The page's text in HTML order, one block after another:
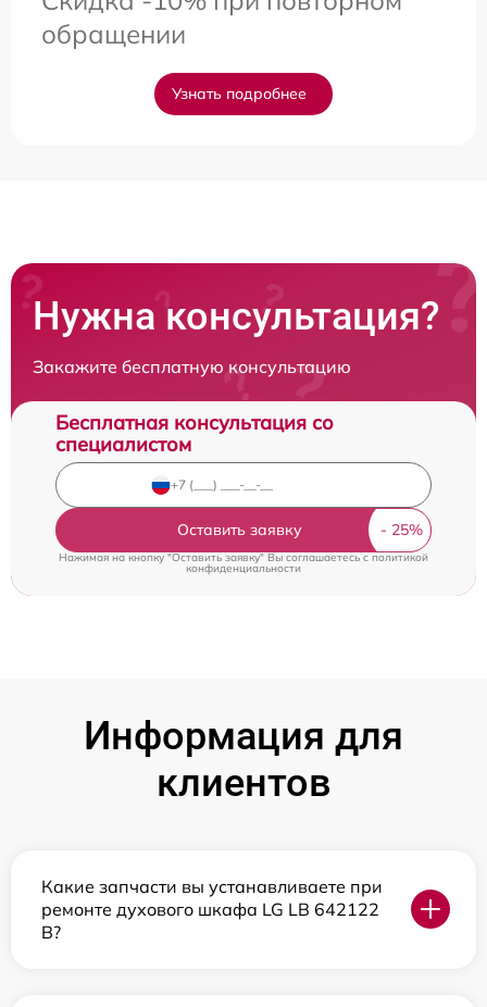
обращении
Узнать подробнее
Нужна консультация?
Закажите бесплатную консультацию
Бесплатная консультация со
специалистом
Оставить заявку
Нажимая на кнопку "Оставить заявку" Вы соглашаетесь cполитикой
конфиденциальности
Информация для
клиентов
Какие запчасти вы устанавливаете при
ремонте духового шкафа LG LB 642122
B?